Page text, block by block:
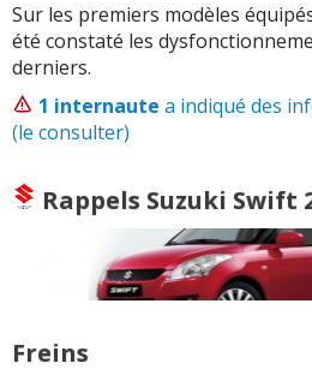
Sur les premiers modèles
été constaté les
derniers.
1 internaute a indiqué des
(le consulter)
Rappels Suzuki Swift
Freins